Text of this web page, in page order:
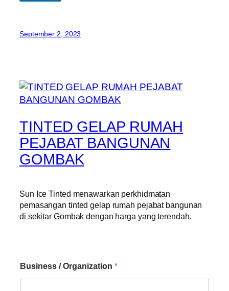
September 2, 2023
TINTED GELAP RUMAH
PEJABAT BANGUNAN
GOMBAK
Sun Ice Tinted menawarkan perkhidmatan
pemasangan tinted gelap rumah pejabat bangunan
di sekitar Gombak dengan harga yang terendah.
Business / Organization *